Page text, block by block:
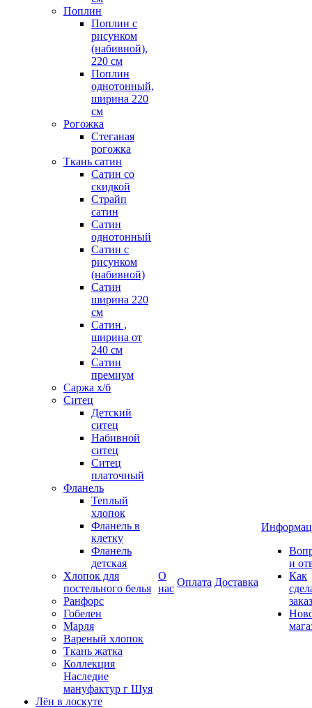
Поплин
Поплин с
рисунком
(набивной),
220 см
Поплин
однотонный,
ширина 220
см
Рогожка
Стеганая
рогожка
Ткань сатин
Сатин со
скидкой
Страйп
сатин
Сатин
однотонный
Сатин с
рисунком
(набивной)
Сатин
ширина 220
см
Сатин ,
ширина от
240 см
Сатин
премиум
Саржа х/б
Ситец
Детский
ситец
Набивной
ситец
Ситец
платочный
Фланель
Теплый
хлопок
Фланель в
клетку
Фланель
детская
Хлопок для
постельного белья
Ранфорс
Гобелен
Марля
Вареный хлопок
Ткань жатка
Коллекция
Наследие
мануфактур г Шуя
Лён в лоскуте
О
нас
Оплата Доставка
и
Как
заказ